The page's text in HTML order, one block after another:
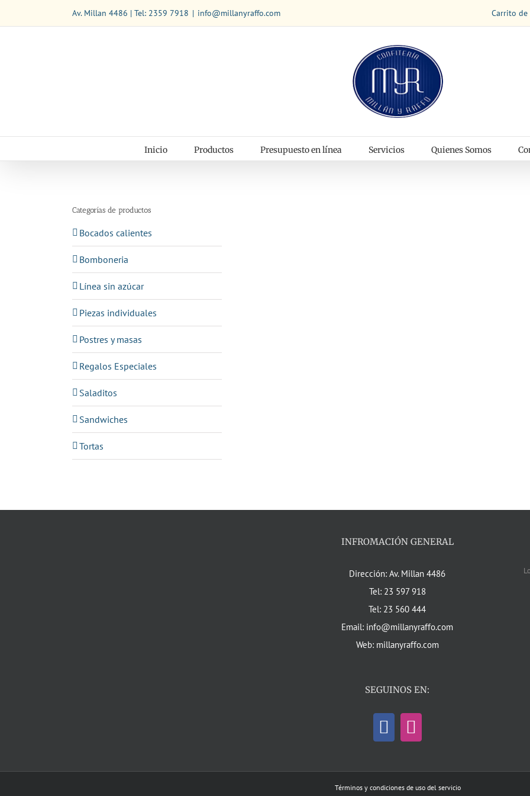
contenido
Av. Millan 4486 | Tel: 2359 7918 | info@millanyraffo.com Carrito de
Inicio Productos Presupuesto en línea Servicios Quienes Somos
Categorías de productos
Bocados calientes
Bomboneria
Línea sin azúcar
Piezas individuales
Postres y masas
Regalos Especiales
Saladitos
Sandwiches
Tortas
INFROMACIÓN GENERAL
Dirección: Av. Millan 4486
Tel: 23 597 918
Tel: 23 560 444
Email: info@millanyraffo.com
Web: millanyraffo.com
SEGUINOS EN:
Términos y condiciones de uso del servicio